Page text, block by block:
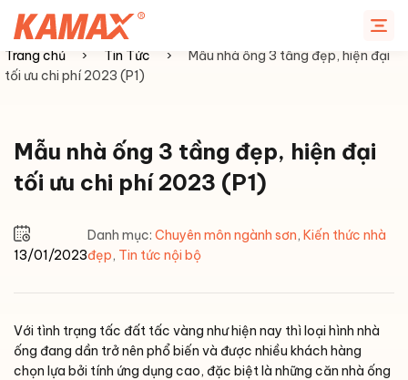
đến
nội
dung
Trang chủ › Tin Tức ›
Mẫu nhà ống 3 tầng đẹp, hiện đại
tối ưu chi phí 2023 (P1)
Mẫu nhà ống 3 tầng đẹp, hiện đại
tối ưu chi phí 2023 (P1)
13/01/2023
Danh mục: Chuyên môn ngành sơn, Kiến thức nhà
đẹp, Tin tức nội bộ
Với tình trạng tấc đất tấc vàng như hiện nay thì loại hình nhà
ống đang dần trở nên phổ biến và được nhiều khách hàng
chọn lựa bởi tính ứng dụng cao, đặc biệt là những căn nhà ống